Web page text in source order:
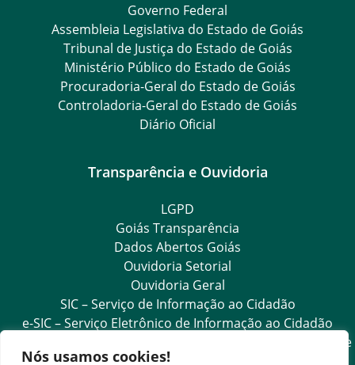
Nós usamos cookies!
Governo Federal
Assembleia Legislativa do Estado de Goiás
Tribunal de Justiça do Estado de Goiás
Ministério Público do Estado de Goiás
Procuradoria-Geral do Estado de Goiás
Controladoria-Geral do Estado de Goiás
Diário Oficial
Transparência e Ouvidoria
LGPD
Goiás Transparência
Dados Abertos Goiás
Ouvidoria Setorial
Ouvidoria Geral
SIC – Serviço de Informação ao Cidadão
e-SIC – Serviço Eletrônico de Informação ao Cidadão
Acesso às Informações das Organizações Sociais de Saúde
e Sociedade Civil